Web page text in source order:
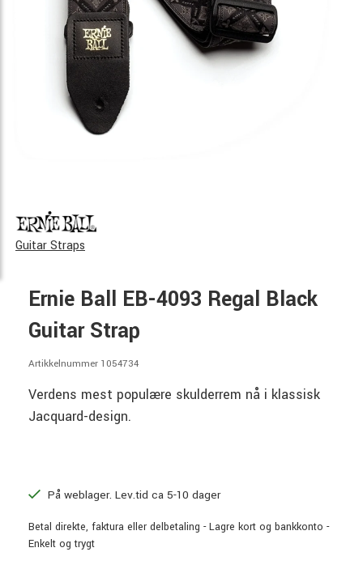
Guitar Straps
Ernie Ball EB-4093 Regal Black
Guitar Strap
Artikkelnummer 1054734
Verdens mest populære skulderrem nå i klassisk
Jacquard-design.
På weblager. Lev.tid ca 5-10 dager
Betal direkte, faktura eller delbetaling - Lagre kort og bankkonto -
Enkelt og trygt